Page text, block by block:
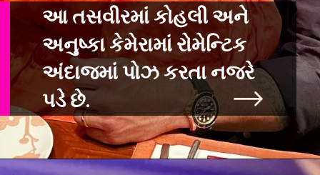
આ તસવીરમાં કોહલી અને
અનુષ્કા કેમેરામાં રોમેન્ટિક
અંદાજમાં પોઝ કરતા નજરે
પડે છે.